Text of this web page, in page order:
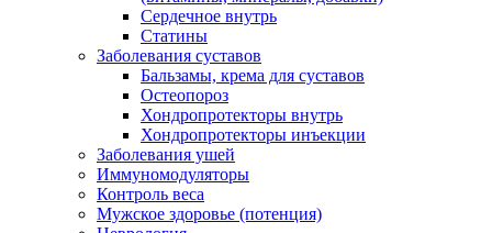
Сердечное внутрь
Статины
Заболевания суставов
Бальзамы, крема для суставов
Остеопороз
Хондропротекторы внутрь
Хондропротекторы инъекции
Заболевания ушей
Иммуномодуляторы
Контроль веса
Мужское здоровье (потенция)